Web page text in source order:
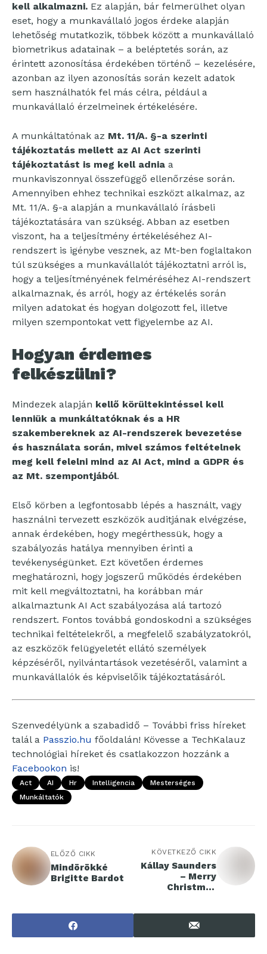
kell alkalmazni. Ez alapján, bár felmerülhet olyan
eset, hogy a munkavállaló jogos érdeke alapján
lehetőség mutatkozik, többek között a munkavállaló
biometrikus adatainak – a beléptetés során, az
érintett azonosítása érdekében történő – kezelésére,
azonban az ilyen azonosítás során kezelt adatok
sem használhatók fel más célra, például a
munkavállaló érzelmeinek értékelésére.
A munkáltatónak az Mt. 11/A. §-a szerinti
tájékoztatás mellett az AI Act szerinti
tájékoztatást is meg kell adnia a
munkaviszonnyal összefüggő ellenőrzése során.
Amennyiben ehhez technikai eszközt alkalmaz, az
Mt. 11/A. §-a alapján a munkavállaló írásbeli
tájékoztatására van szükség. Abban az esetben
viszont, ha a teljesítmény értékeléséhez AI-
rendszert is igénybe vesznek, az Mt-ben foglaltakon
túl szükséges a munkavállalót tájékoztatni arról is,
hogy a teljesítményének felméréséhez AI-rendszert
alkalmaznak, és arról, hogy az értékelés során
milyen adatokat és hogyan dolgozott fel, illetve
milyen szempontokat vett figyelembe az AI.
Hogyan érdemes
felkészülni?
Mindezek alapján kellő körültekintéssel kell
lenniük a munkáltatóknak és a HR
szakembereknek az AI-rendszerek bevezetése
és használata során, mivel számos feltételnek
meg kell felelni mind az AI Act, mind a GDPR és
az Mt. szempontjából.
Első körben a legfontosabb lépés a használt, vagy
használni tervezett eszközök auditjának elvégzése,
annak érdekében, hogy megérthessük, hogy a
szabályozás hatálya mennyiben érinti a
tevékenységünket. Ezt követően érdemes
meghatározni, hogy jogszerű működés érdekében
mit kell megváltoztatni, ha korábban már
alkalmaztunk AI Act szabályozása alá tartozó
rendszert. Fontos továbbá gondoskodni a szükséges
technikai feltételekről, a megfelelő szabályzatokról,
az eszközök felügyeletét ellátó személyek
képzéséről, nyilvántartások vezetéséről, valamint a
munkavállalók és képviselőik tájékoztatásáról.
Szenvedélyünk a szabadidő – További friss híreket
talál a Passzio.hu főoldalán! Kövesse a TechKalauz
technológiai híreket és csatlakozzon hozzánk a
Facebookon is!
Act AI Hr Intelligencia
Mesterséges
Munkáltatók
ELŐZŐ CIKK
Mindörökké
Brigitte Bardot
KÖVETKEZŐ CIKK
Kállay Saunders
– Merry
Christmas